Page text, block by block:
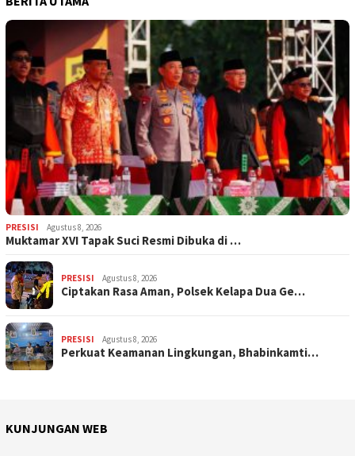
PRESISI Agustus 8, 2026
Muktamar XVI Tapak Suci Resmi Dibuka di …
PRESISI Agustus 8, 2026
Ciptakan Rasa Aman, Polsek Kelapa Dua Ge…
PRESISI Agustus 8, 2026
Perkuat Keamanan Lingkungan, Bhabinkamti…
KUNJUNGAN WEB